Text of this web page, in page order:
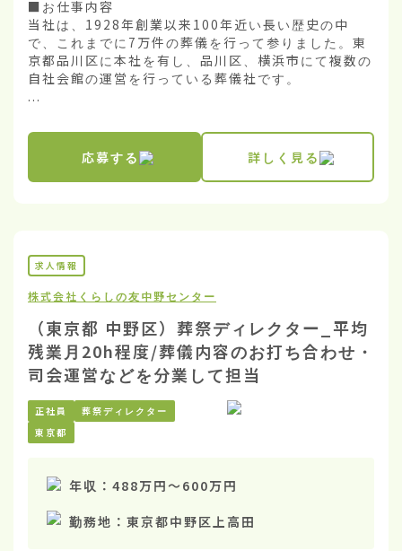
■お仕事内容
当社は、1928年創業以来100年近い長い歴史の中
で、これまでに7万件の葬儀を行って参りました。東
京都品川区に本社を有し、品川区、横浜市にて複数の
自社会館の運営を行っている葬儀社です。
...
応募する 詳しく見る
求人情報
株式会社くらしの友中野センター
（東京都 中野区）葬祭ディレクター_平均
残業月20h程度/葬儀内容のお打ち合わせ・
司会運営などを分業して担当
正社員
葬祭ディレクター
東京都
年収： 488万円〜600万円
勤務地： 東京都中野区上高田